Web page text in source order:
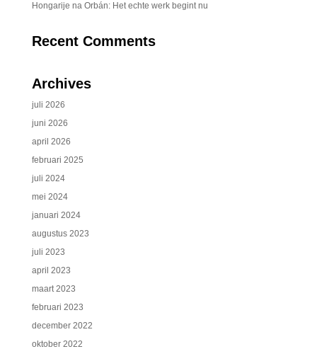
Hongarije na Orbán: Het echte werk begint nu
Recent Comments
Archives
juli 2026
juni 2026
april 2026
februari 2025
juli 2024
mei 2024
januari 2024
augustus 2023
juli 2023
april 2023
maart 2023
februari 2023
december 2022
oktober 2022